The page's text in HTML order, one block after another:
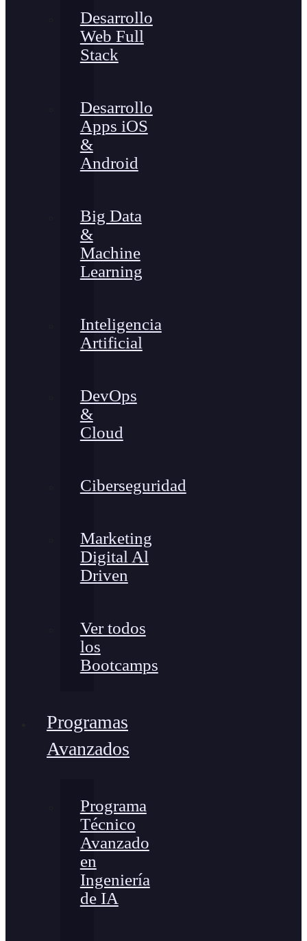
Desarrollo
Web Full
Stack
Desarrollo
Apps iOS
&
Android
Big Data
&
Machine
Learning
Inteligencia
Artificial
DevOps
&
Cloud
Ciberseguridad
Marketing
Digital Al
Driven
Ver todos
los
Bootcamps
Programas
Avanzados
Programa
Técnico
Avanzado
en
Ingeniería
de IA